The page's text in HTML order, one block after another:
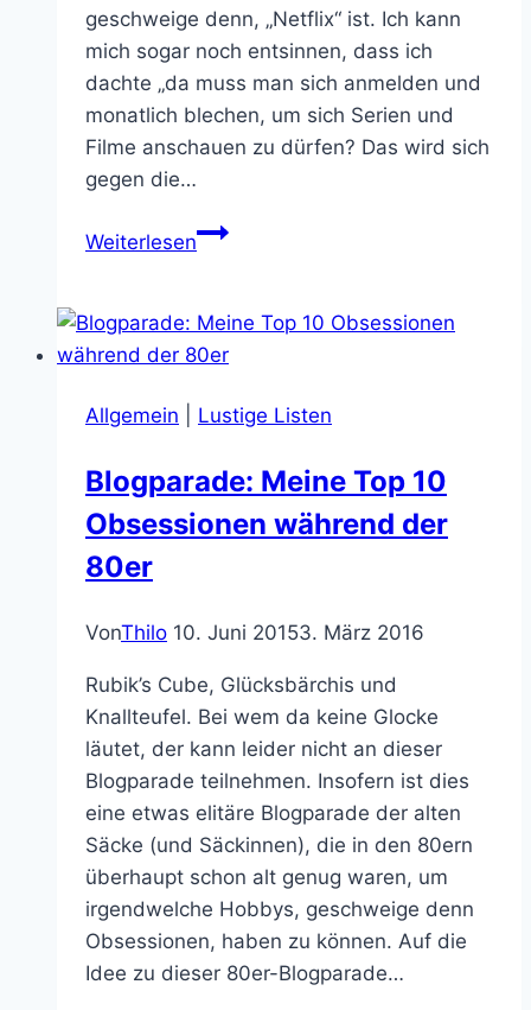
geschweige denn, „Netflix“ ist. Ich kann
mich sogar noch entsinnen, dass ich
dachte „da muss man sich anmelden und
monatlich blechen, um sich Serien und
Filme anschauen zu dürfen? Das wird sich
gegen die…
WeiterlesenBright
sonderlich
bright
Allgemein Lustige Listen
Blogparade: Meine Top 10
Obsessionen während der
80er
VonThilo 10. Juni 20153. März 2016
Rubik’s Cube, Glücksbärchis und
Knallteufel. Bei wem da keine Glocke
läutet, der kann leider nicht an dieser
Blogparade teilnehmen. Insofern ist dies
eine etwas elitäre Blogparade der alten
Säcke (und Säckinnen), die in den 80ern
überhaupt schon alt genug waren, um
irgendwelche Hobbys, geschweige denn
Obsessionen, haben zu können. Auf die
Idee zu dieser 80er-Blogparade…